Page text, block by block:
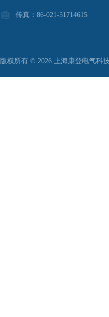
传真：86-021-51714615
版权所有 © 2026 上海康登电气科